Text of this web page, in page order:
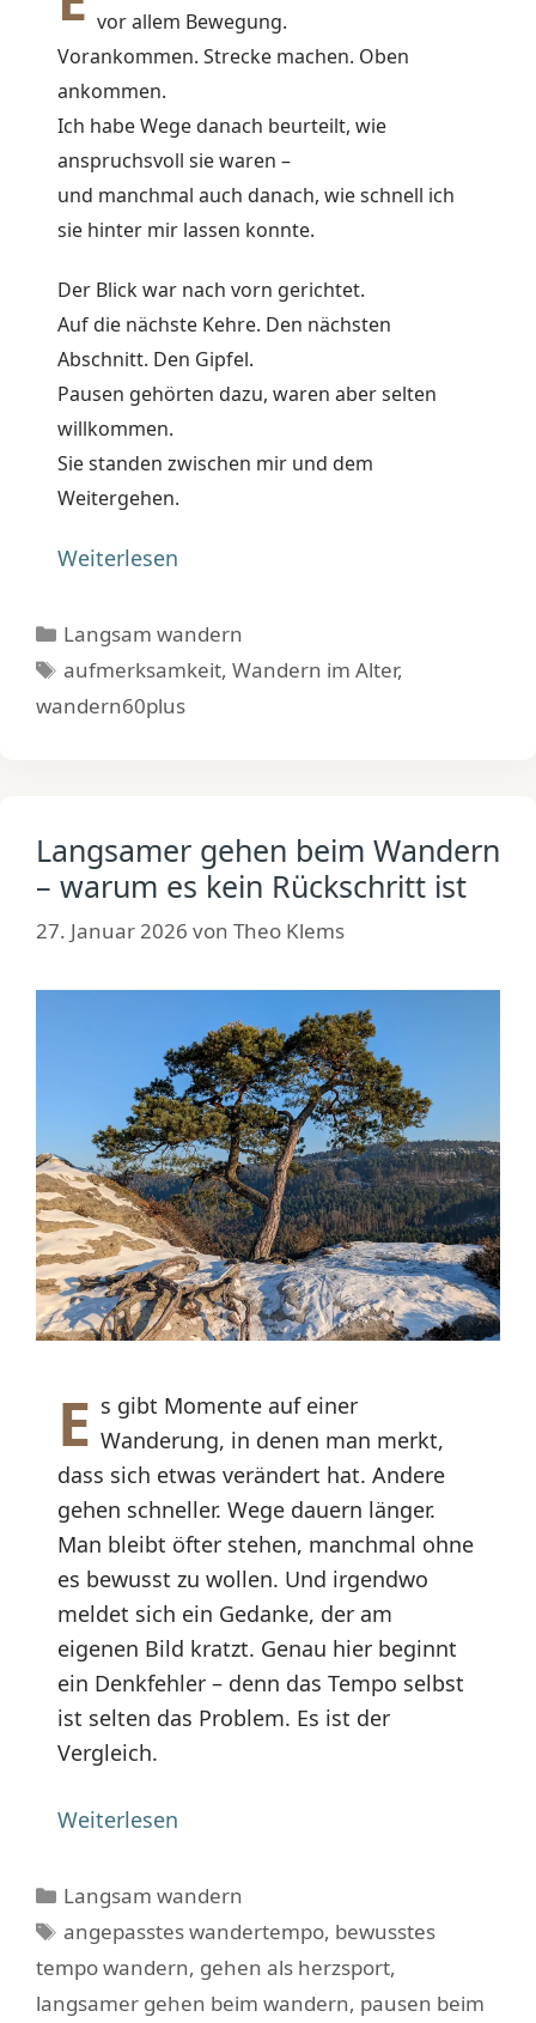
vor allem Bewegung.
Vorankommen. Strecke machen. Oben
ankommen.
Ich habe Wege danach beurteilt, wie
anspruchsvoll sie waren –
und manchmal auch danach, wie schnell ich
sie hinter mir lassen konnte.
Der Blick war nach vorn gerichtet.
Auf die nächste Kehre. Den nächsten
Abschnitt. Den Gipfel.
Pausen gehörten dazu, waren aber selten
willkommen.
Sie standen zwischen mir und dem
Weitergehen.
Weiterlesen
Kategorien
Langsam wandern
Schlagwörter
aufmerksamkeit,Wandern im Alter,
wandern60plus
Langsamer gehen beim Wandern
– warum es kein Rückschritt ist
27. Januar 2026 von Theo Klems
E s gibt Momente auf einer
Wanderung, in denen man merkt,
dass sich etwas verändert hat. Andere
gehen schneller. Wege dauern länger.
Man bleibt öfter stehen, manchmal ohne
es bewusst zu wollen. Und irgendwo
meldet sich ein Gedanke, der am
eigenen Bild kratzt. Genau hier beginnt
ein Denkfehler – denn das Tempo selbst
ist selten das Problem. Es ist der
Vergleich.
Weiterlesen
Kategorien
Langsam wandern
Schlagwörter
angepasstes wandertempo, bewusstes
tempo wandern, gehen als herzsport,
langsamer gehen beim wandern, pausen beim